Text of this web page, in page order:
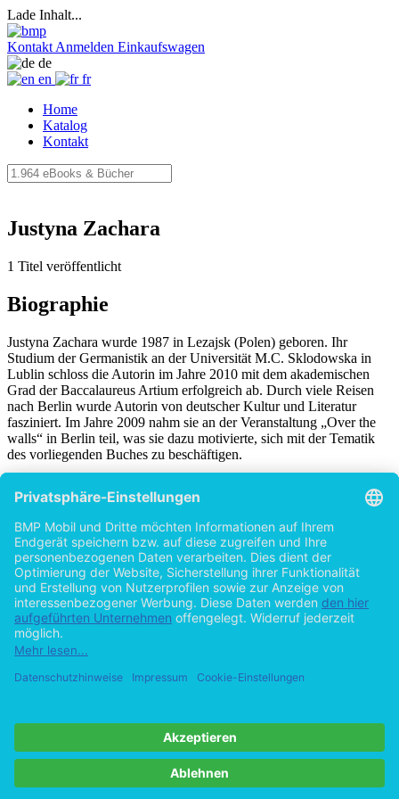
Lade Inhalt...
Kontakt Anmelden Einkaufswagen
de
en
fr
Home
Katalog
Kontakt
Justyna Zachara
1 Titel veröffentlicht
Biographie
Justyna Zachara wurde 1987 in Lezajsk (Polen) geboren. Ihr
Studium der Germanistik an der Universität M.C. Sklodowska in
Lublin schloss die Autorin im Jahre 2010 mit dem akademischen
Grad der Baccalaureus Artium erfolgreich ab. Durch viele Reisen
nach Berlin wurde Autorin von deutscher Kultur und Literatur
fasziniert. Im Jahre 2009 nahm sie an der Veranstaltung „Over the
walls“ in Berlin teil, was sie dazu motivierte, sich mit der Tematik
des vorliegenden Buches zu beschäftigen.
Titel
Literatur der DDR und BRD im Schatten der
Berliner Mauer
vonJustyna Zachara (Autor:in) 2015
©2010
Impressum
Zur Desktop-Version
Copyright ©Imprint in der Bedey & Thoms Media GmbH
byOpen Publishing